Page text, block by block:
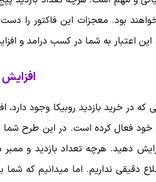
بود. معجزات این فاکتور را دست
اعتبار به شما در کسب درامد و
افزایش
که در خرید بازدید روبیکا وجود
خود فعال کرده است. در این طرح شما
دهید. هرچه تعداد بازدید و
دقیقی نداریم. اما میدانیم که